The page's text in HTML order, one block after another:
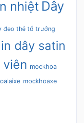
nhiệt Dây
đeo thẻ tổ trưởng
in dây satin
mockhoa
mockhoaxe